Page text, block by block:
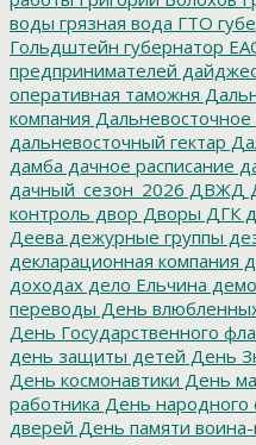
воды грязная вода ГТО
Гольдштейн губернатор
предпринимателей
оперативная таможня
компания Дальневосточное
дальневосточный гектар
дамба дачное расписание
дачный_сезон_2026 ДВЖД
контроль двор Дворы ДГК
Деева дежурные группы
декларационная компания
доходах дело Ельчина
переводы День
День Государственного
день защиты детей День
День космонавтики День
работника День народного
дверей День памяти